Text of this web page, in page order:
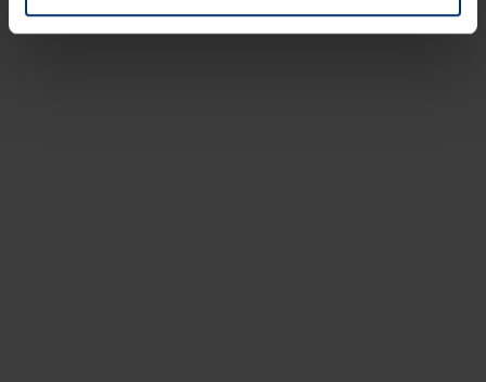
widerrufen.